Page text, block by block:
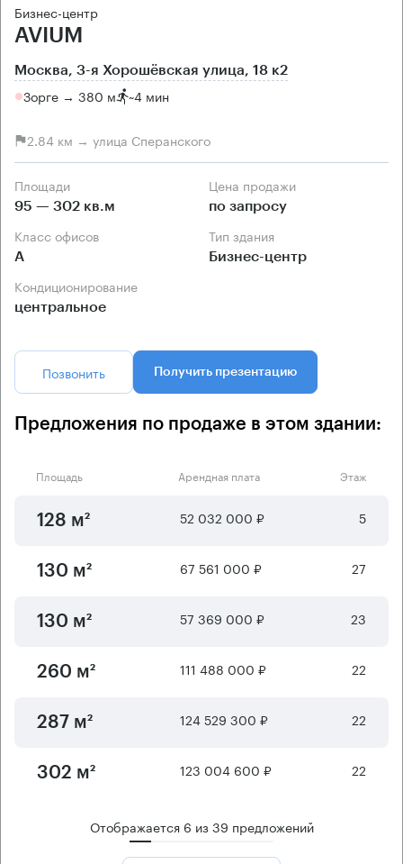
Бизнес-центр
AVIUM
Москва, 3-я Хорошёвская улица, 18 к2
Зорге → 380 м ~4 мин
2.84 км → улица Сперанского
Площади
95 — 302 кв.м
Цена продажи
по запросу
Класс офисов
А
Тип здания
Бизнес-центр
Кондиционирование
центральное
Позвонить Получить презентацию
Предложения по продаже в этом здании:
Площадь Арендная плата Этаж
128 м² 52 032 000 ₽ 5
130 м² 67 561 000 ₽ 27
130 м² 57 369 000 ₽ 23
260 м² 111 488 000 ₽ 22
287 м² 124 529 300 ₽ 22
302 м² 123 004 600 ₽ 22
Отображается 6 из39 предложений